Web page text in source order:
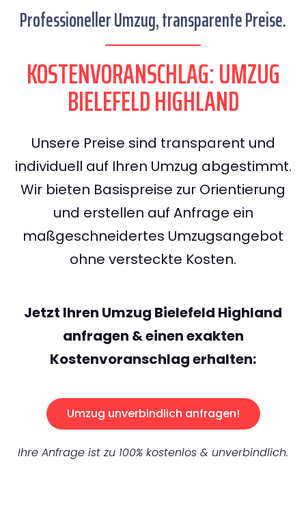
Professioneller Umzug, transparente Preise.
KOSTENVORANSCHLAG: UMZUG
BIELEFELD HIGHLAND
Unsere Preise sind transparent und
individuell auf Ihren Umzug abgestimmt.
Wir bieten Basispreise zur Orientierung
und erstellen auf Anfrage ein
maßgeschneidertes Umzugsangebot
ohne versteckte Kosten.
Jetzt Ihren Umzug Bielefeld Highland
anfragen & einen exakten
Kostenvoranschlag erhalten:
Umzug unverbindlich anfragen!
Ihre Anfrage ist zu 100% kostenlos & unverbindlich.